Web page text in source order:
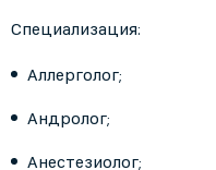
Специализация:
Аллерголог;
Андролог;
Анестезиолог;